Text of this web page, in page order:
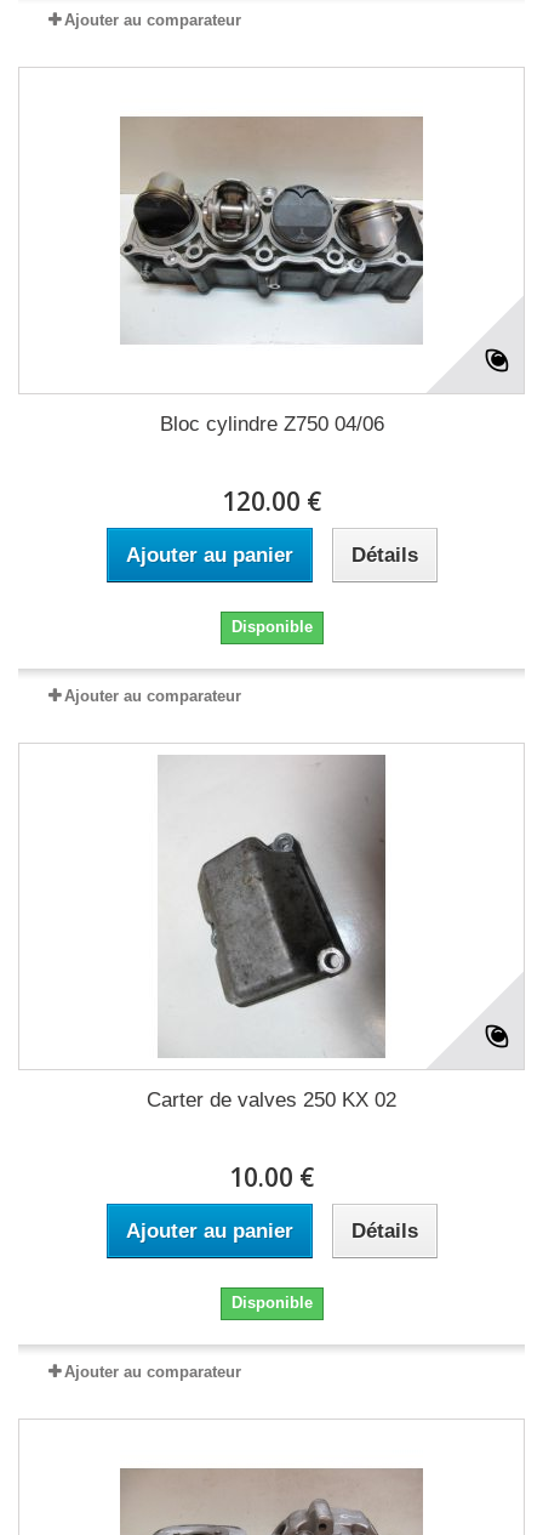
Ajouter au comparateur
Bloc cylindre Z750 04/06
120.00 €
Ajouter au panier Détails
Disponible
Ajouter au comparateur
Carter de valves 250 KX 02
10.00 €
Ajouter au panier Détails
Disponible
Ajouter au comparateur